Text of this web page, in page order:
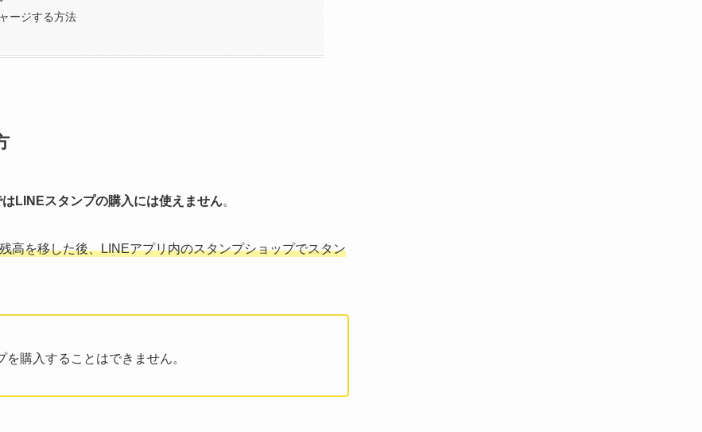
ージする方法
LINEスタンプの購入には使えません。
高を移した後、LINEアプリ内のスタンプショップでスタン
購入することはできません。